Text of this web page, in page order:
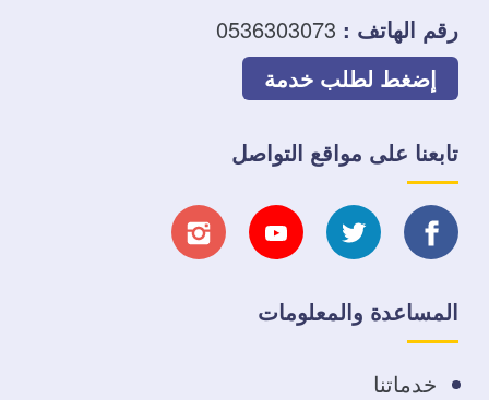
رقم الهاتف : 0536303073
إضغط لطلب خدمة
تابعنا على مواقع التواصل
تابعنا
على
فيسبوك
تابعنا
على
تابعنا تابعنا
المساعدة والمعلومات
خدماتنا